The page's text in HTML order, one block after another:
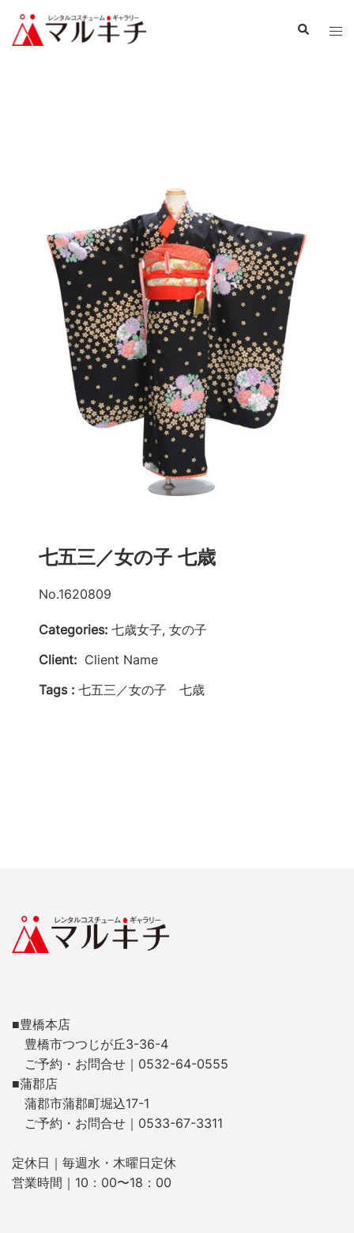
七五三／女の子 七歳
No.1620809
Categories: 七歳女子, 女の子
Client: Client Name
Tags : 七五三／女の子 七歳
■豊橋本店
豊橋市つつじが丘3-36-4
ご予約・お問合せ｜0532-64-0555
■蒲郡店
蒲郡市蒲郡町堀込17-1
ご予約・お問合せ｜0533-67-3311
定休日｜毎週水・木曜日定休
営業時間｜10：00〜18：00